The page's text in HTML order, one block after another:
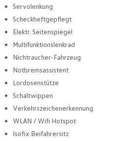
Servolenkung
Scheckheftgepflegt
Elektr. Seitenspiegel
Multifunktionslenkrad
Nichtraucher-Fahrzeug
Notbremsassistent
Lordosenstütze
Schaltwippen
Verkehrszeichenerkennung
WLAN / Wifi Hotspot
Isofix Beifahrersitz